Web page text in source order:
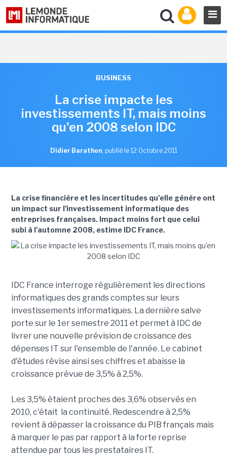
BUSINESS
La crise impacte les
investissements IT, mais moins
qu'en 2008 selon IDC
Didier Barathon, publié le 12 Octobre 2011
La crise financière et les incertitudes qu'elle génère ont
un impact sur l'investissement informatique des
entreprises françaises. Impact moins fort que celui
subi à l'automne 2008, estime IDC France.
IDC France interroge régulièrement les directions
informatiques des grands comptes sur leurs
investissements informatiques. La dernière salve
porte sur le 1er semestre 2011 et permet à IDC de
livrer une nouvelle prévision de croissance des
dépenses IT sur l'ensemble de l'année. Le cabinet
d'études révise ainsi ses chiffres et abaisse la
croissance prévue de 3,5% à 2,5%.
Les 3,5% étaient proches des 3,6% observés en
2010, c'était la continuité. Redescendre à 2,5%
revient à dépasser la croissance du PIB français mais
à marquer le pas par rapport à la forte reprise
attendue par tous les prestataires IT.